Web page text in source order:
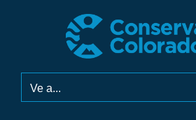
Ve a...